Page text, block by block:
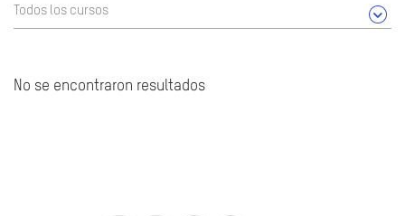
Todos los cursos
No se encontraron resultados